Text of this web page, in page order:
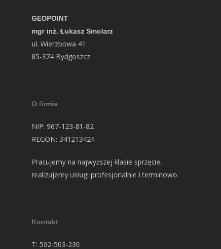
GEOPOINT
mgr inż. Łukasz Smolarz
ul. Wierzbowa 41
85-374 Bydgoszcz
O firmie
NIP: 967-123-81-82
REGON: 341213424
Pracujemy na najwyższej klasie sprzęcie,
realizujemy usługi profesjonalnie i terminowo.
Kontakt
T: 502-503-230